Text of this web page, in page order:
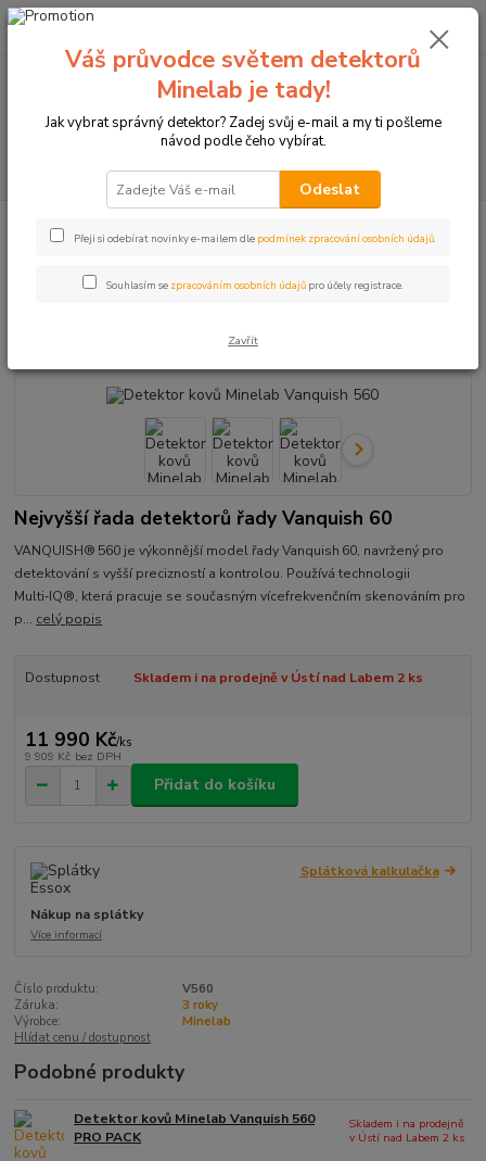
+420774877333
0 Kč
Detektor kovů Minelab Vanquish
Nejvyšší řada detektorů řady Vanquish 60
VANQUISH® 560 je výkonnější model řady Vanquish 60, navržený pro
detektování s vyšší precizností a kontrolou. Používá technologii
Multi‑IQ®, která pracuje se současným vícefrekvenčním skenováním pro
p... celý popis
Dostupnost Skladem i na prodejně v Ústí nad Labem 2 ks
11 990 Kč/ks
9 909 Kč bez DPH
Přidat do košíku
Splátková kalkulačka
Nákup na splátky
Více informací
Číslo produktu:
V560
Záruka:
3 roky
Výrobce:
Minelab
Hlídat cenu / dostupnost
Podobné produkty
Detektor kovů Minelab Vanquish 560
PRO PACK
Skladem i na prodejně
v Ústí nad Labem 2 ks
Váš průvodce světem detektorů
Minelab je tady!
Jak vybrat správný detektor? Zadej svůj e-mail a my ti pošleme
návod podle čeho vybírat.
Odeslat
Přeji si odebírat novinky e-mailem dle podmínek zpracování osobních údajů.
Souhlasím se zpracováním osobních údajů pro účely registrace.
Zavřít